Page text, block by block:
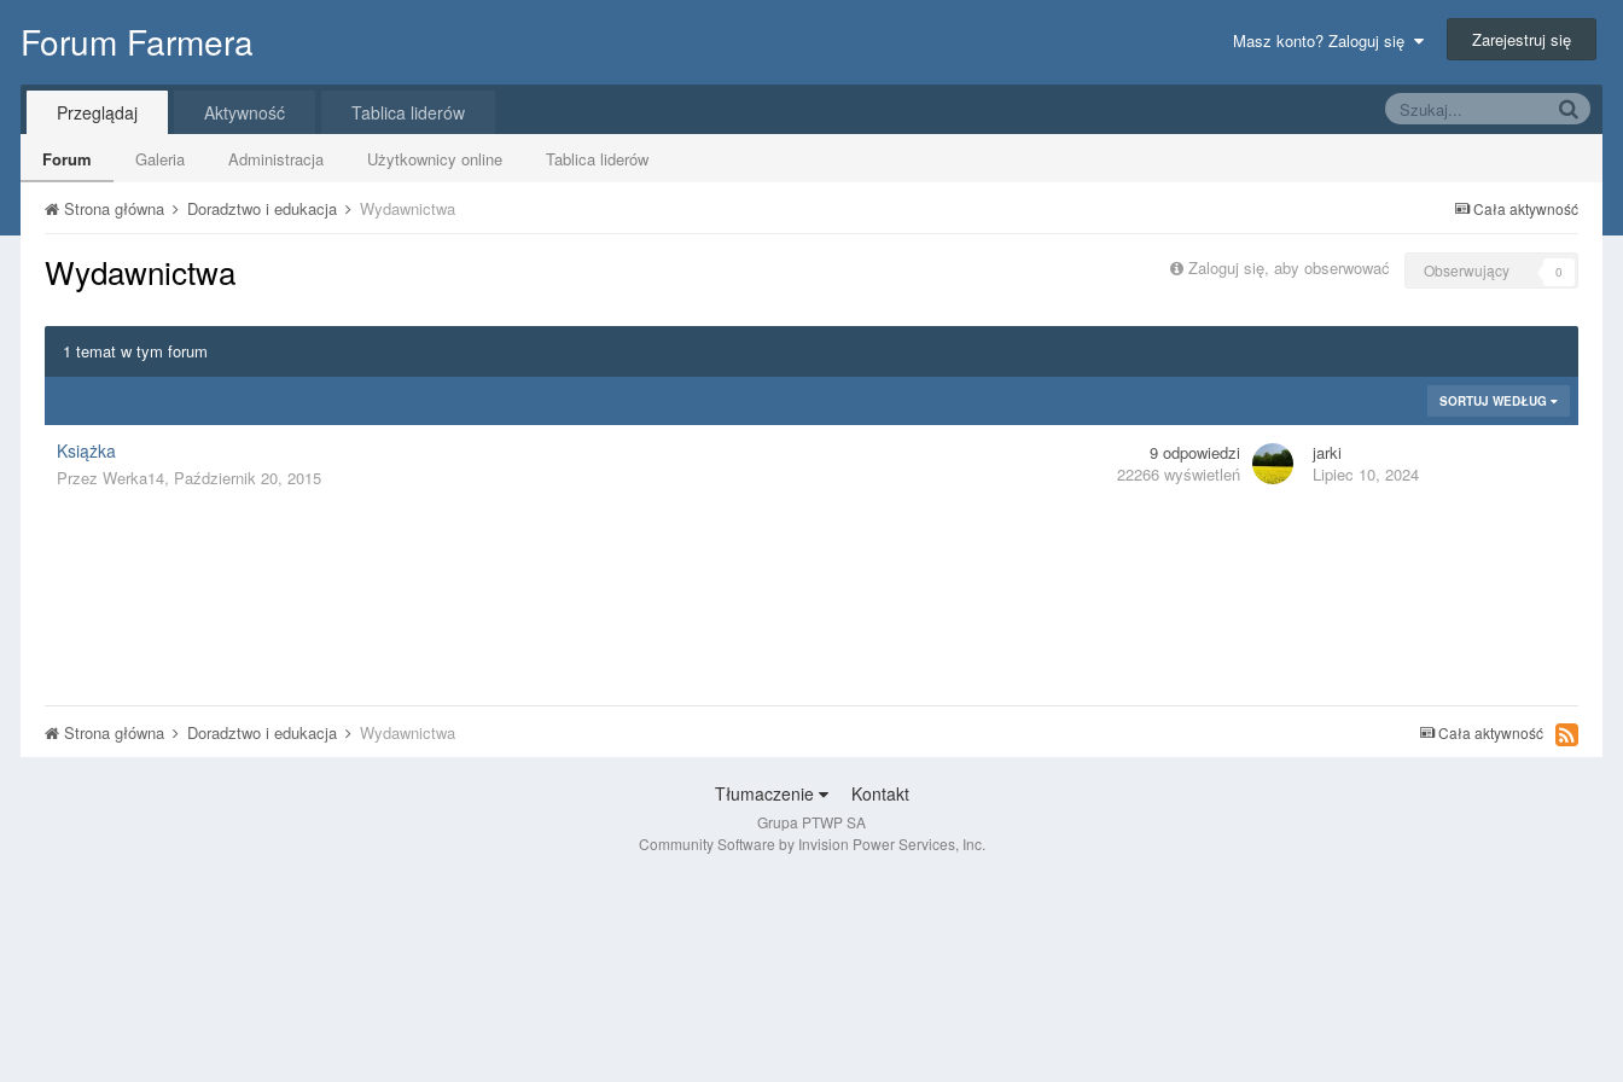
Forum Farmera Masz konto? Zaloguj się Zarejestruj się
Przeglądaj
Forum Galeria Administracja Użytkownicy online Tablica liderów
Aktywność Tablica liderów
Cała aktywność
Strona główna Doradztwo i edukacja Wydawnictwa
Wydawnictwa Zaloguj się, aby obserwować Obserwujący 0
1 temat w tym forum
SORTUJ WEDŁUG
Książka
Przez Werka14, Październik 20, 2015
9 odpowiedzi
22266 wyświetleń
jarki
Lipiec 10, 2024
Cała aktywność
Strona główna Doradztwo i edukacja Wydawnictwa
Tłumaczenie Kontakt
Grupa PTWP SA
Community Software by Invision Power Services, Inc.